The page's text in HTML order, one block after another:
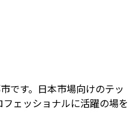
です。日本市場向けのテッ
ェッショナルに活躍の場を